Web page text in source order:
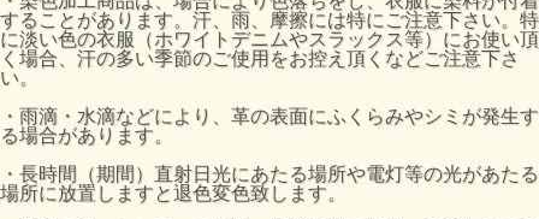
することがあります。汗、雨、摩擦には特にご注意下さい。特
に淡い色の衣服（ホワイトデニムやスラックス等）にお使い頂
く場合、汗の多い季節のご使用をお控え頂くなどご注意下さ
い。
・雨滴・水滴などにより、革の表面にふくらみやシミが発生す
る場合があります。
・長時間（期間）直射日光にあたる場所や電灯等の光があたる
場所に放置しますと退色変色致します。